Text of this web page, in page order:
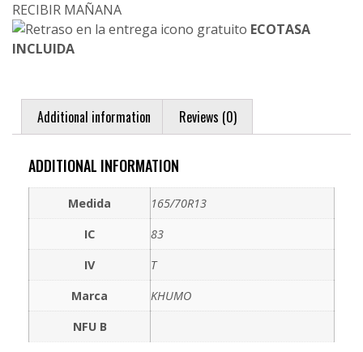
RECIBIR MAÑANA
ECOTASA
INCLUIDA
Additional information Reviews (0)
ADDITIONAL INFORMATION
Medida
165/70R13
IC
83
IV
T
Marca
KHUMO
NFU B